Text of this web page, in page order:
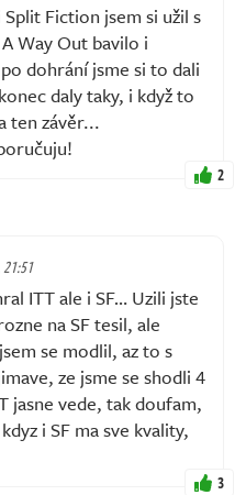
Fiction jsem si užil s
Way Out bavilo i
dohrání jsme si to dali
daly taky, i když to
ten závěr...
2
ITT ale i SF… Uzili jste
na SF tesil, ale
se modlil, az to s
ze jsme se shodli 4
jasne vede, tak doufam,
i SF ma sve kvality,
3